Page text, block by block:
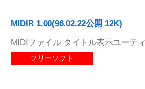
MIDIR 1.00(96.02.22公開 12K)
MIDIファイル タイトル表示ユーテ
フリーソフト